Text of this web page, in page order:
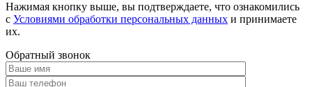
Нажимая кнопку выше, вы подтверждаете, что ознакомились
с Условиями обработки персональных данных и принимаете
их.
Обратный звонок